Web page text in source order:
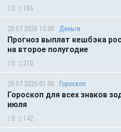
0 186
28.07.2026 10:00 Деньги
Прогноз выплат кешбэка
на второе полугодие
0 210
28.07.2026 01:00 Гороскоп
Гороскоп для всех знаков
июля
0 142